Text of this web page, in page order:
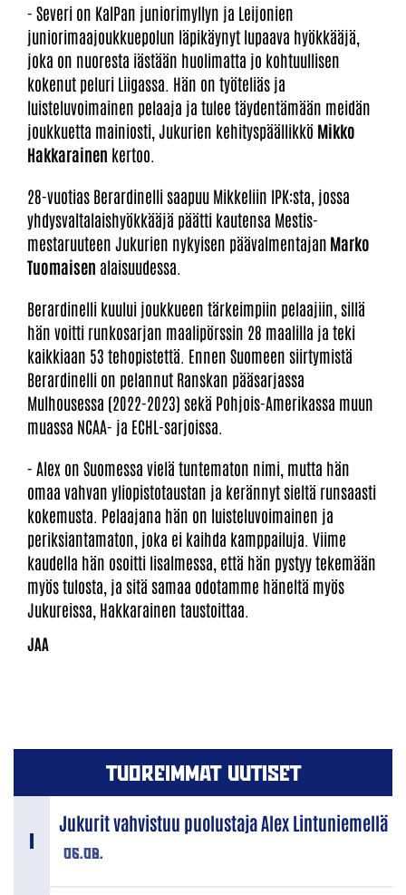
- Severi on KalPan juniorimyllyn ja Leijonien
juniorimaajoukkuepolun läpikäynyt lupaava hyökkääjä,
joka on nuoresta iästään huolimatta jo kohtuullisen
kokenut peluri Liigassa. Hän on työteliäs ja
luisteluvoimainen pelaaja ja tulee täydentämään meidän
joukkuetta mainiosti, Jukurien kehityspäällikkö Mikko
Hakkarainen kertoo.
28-vuotias Berardinelli saapuu Mikkeliin IPK:sta, jossa
yhdysvaltalaishyökkääjä päätti kautensa Mestis-
mestaruuteen Jukurien nykyisen päävalmentajan Marko
Tuomaisen alaisuudessa.
Berardinelli kuului joukkueen tärkeimpiin pelaajiin, sillä
hän voitti runkosarjan maalipörssin 28 maalilla ja teki
kaikkiaan 53 tehopistettä. Ennen Suomeen siirtymistä
Berardinelli on pelannut Ranskan pääsarjassa
Mulhousessa (2022-2023) sekä Pohjois-Amerikassa muun
muassa NCAA- ja ECHL-sarjoissa.
- Alex on Suomessa vielä tuntematon nimi, mutta hän
omaa vahvan yliopistotaustan ja kerännyt sieltä runsaasti
kokemusta. Pelaajana hän on luisteluvoimainen ja
periksiantamaton, joka ei kaihda kamppailuja. Viime
kaudella hän osoitti Iisalmessa, että hän pystyy tekemään
myös tulosta, ja sitä samaa odotamme häneltä myös
Jukureissa, Hakkarainen taustoittaa.
TUOREIMMAT UUTISET
06.08.
Jukurit vahvistuu puolustaja Alex Lintuniemellä